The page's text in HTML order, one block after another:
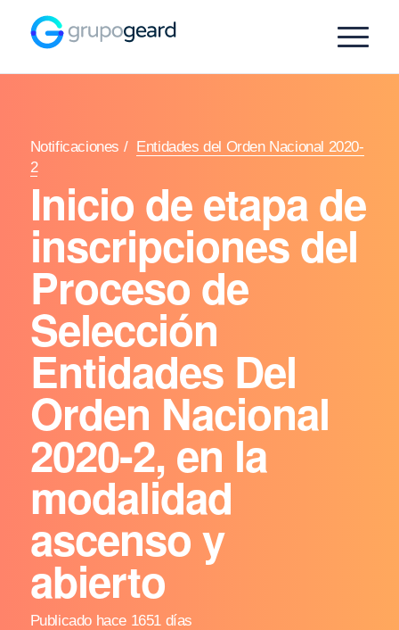
Notificaciones / Entidades del Orden Nacional 2020-
2
Inicio de etapa de
inscripciones del
Proceso de
Selección
Entidades Del
Orden Nacional
2020-2, en la
modalidad
ascenso y
abierto
Publicado hace 1651 días